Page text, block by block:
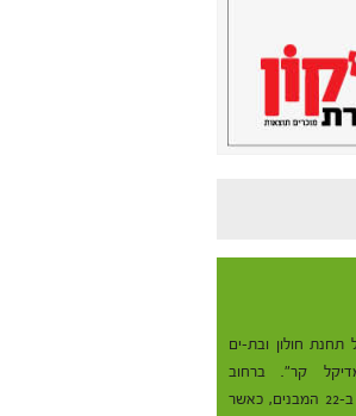
חולון ובת-ים
קר". ברחוב
העצמאות בעיר. הצוותים בפיקודו של רשף/מ יובל כהן פעלו ב-22 המבנים, כאשר